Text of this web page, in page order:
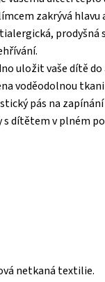
zakrývá
uložit vaše dítě do
voděodolnou
pás na
dítětem v plném
netkaná textilie.